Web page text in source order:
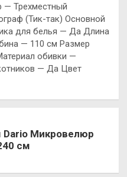
— Трехместный
(Тик-так) Основной
для белья — Да Длина
— 110 см Размер
обивки —
— Да Цвет
Микровелюр
см